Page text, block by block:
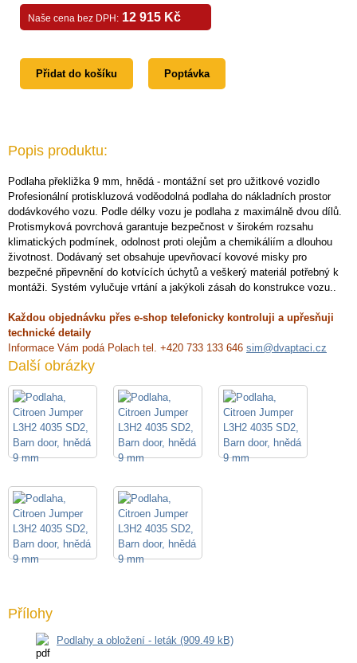
Naše cena bez DPH: 12 915 Kč
Přidat do košíku Poptávka
Popis produktu:
Podlaha překližka 9 mm, hnědá - montážní set pro užitkové vozidlo
Profesionální protiskluzová voděodolná podlaha do nákladních prostor
dodávkového vozu. Podle délky vozu je podlaha z maximálně dvou dílů.
Protismyková povrchová garantuje bezpečnost v širokém rozsahu
klimatických podmínek, odolnost proti olejům a chemikáliím a dlouhou
životnost. Dodávaný set obsahuje upevňovací kovové misky pro
bezpečné připevnění do kotvících úchytů a veškerý materiál potřebný k
montáži. Systém vylučuje vrtání a jakýkoli zásah do konstrukce vozu..
Každou objednávku přes e-shop telefonicky kontroluji a upřesňuji
technické detaily
Informace Vám podá Polach tel. +420 733 133 646 sim@dvaptaci.cz
Další obrázky
Přílohy
Podlahy a obložení - leták (909.49 kB)